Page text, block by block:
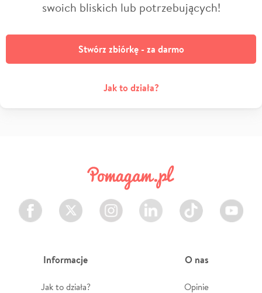
swoich bliskich lub potrzebujących!
Stwórz zbiórkę - za darmo
Jak to działa?
Facebook Twitter Instagram LinkedIn TikTok Youtube
Informacje
Jak to działa?
O nas
Opinie